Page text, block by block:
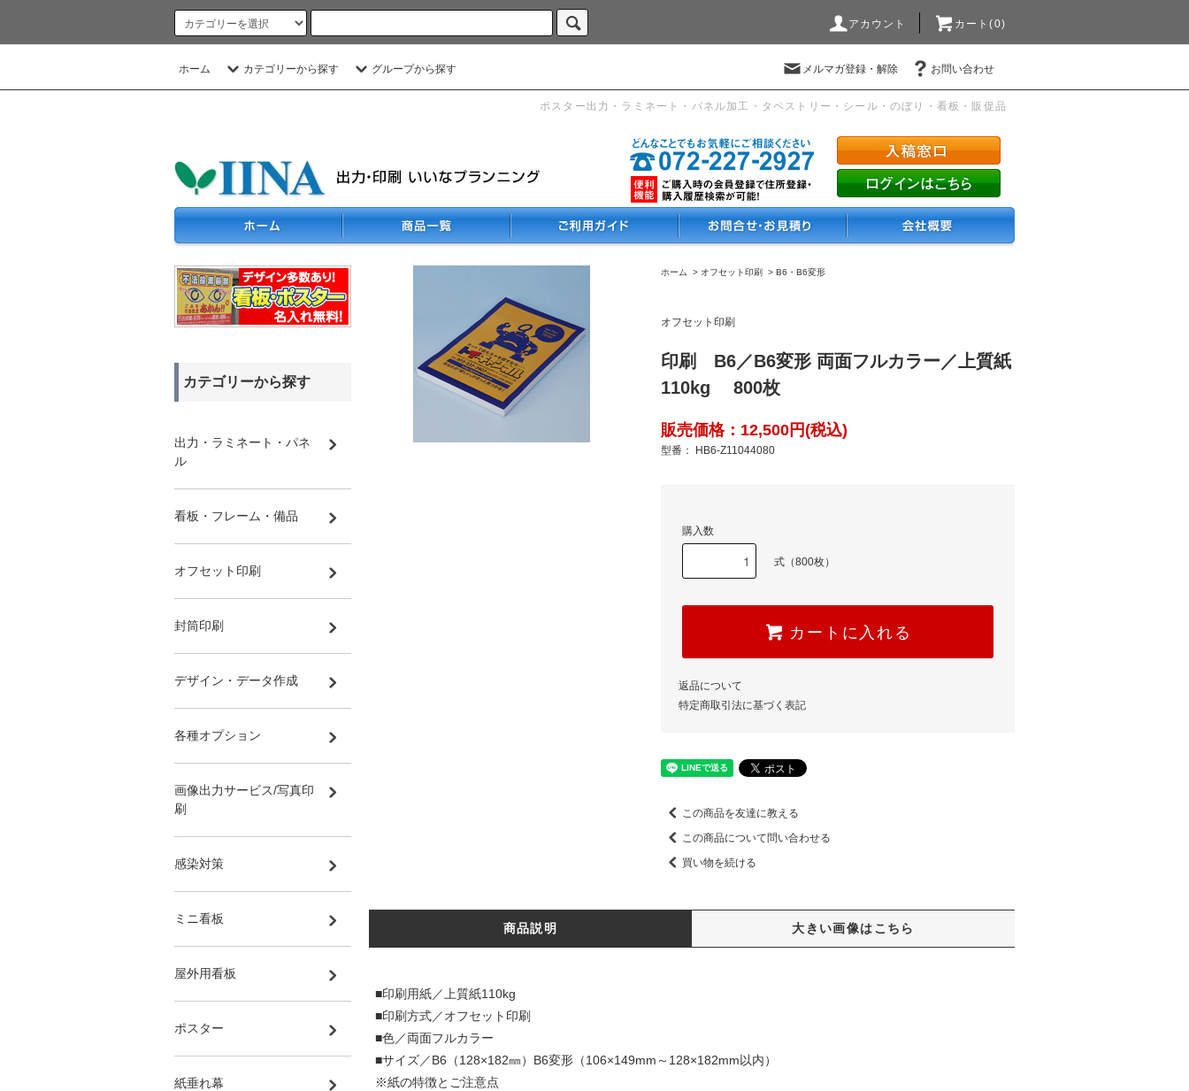
アカウント カート(0)
ホーム カテゴリーから探す グループから探す メルマガ登録・解除 お問い合わせ
ポスター出力・ラミネート・パネル加工・タペストリー・シール・のぼり・看板・販促品
ホーム > オフセット印刷 > B6・B6変形
オフセット印刷
印刷 B6／B6変形 両面フルカラー／上質紙
110kg 800枚
販売価格：12,500円(税込)
型番： HB6-Z11044080
購入数
式（800枚）
カートに入れる
返品について
特定商取引法に基づく表記
この商品を友達に教える
この商品について問い合わせる
買い物を続ける
商品説明 大きい画像はこちら
■印刷用紙／上質紙110kg
■印刷方式／オフセット印刷
■色／両面フルカラー
■サイズ／B6（128×182㎜）B6変形（106×149mm～128×182mm以内）
※紙の特徴とご注意点
カテゴリーから探す
出力・ラミネート・パネ
ル
看板・フレーム・備品
オフセット印刷
封筒印刷
デザイン・データ作成
各種オプション
画像出力サービス/写真印
刷
感染対策
ミニ看板
屋外用看板
ポスター
紙垂れ幕